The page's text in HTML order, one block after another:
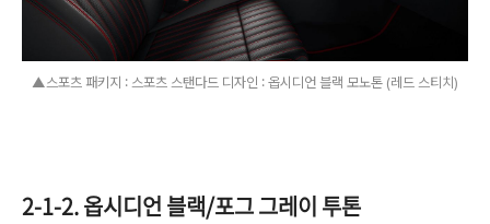
▲스포츠 패키지 : 스포츠 스탠다드 디자인 : 옵시디언 블랙 모노톤 (레드 스티치)
2-1-2. 옵시디언 블랙/포그 그레이 투톤